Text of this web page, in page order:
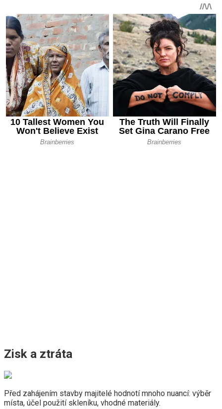
Zisk a ztráta
Před zahájením stavby majitelé hodnotí mnoho nuancí: výběr
místa, účel použití skleníku, vhodné materiály.